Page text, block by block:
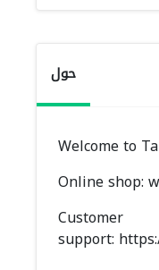
حول
Welcome to
Online shop:
Customer
support: